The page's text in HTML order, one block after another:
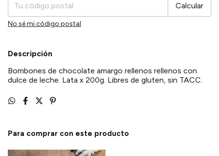
Calcular
No sé mi código postal
Descripción
Bombones de chocolate amargo rellenos rellenos con
dulce de leche. Lata x 200g. Libres de gluten, sin TACC.
Para comprar con este producto